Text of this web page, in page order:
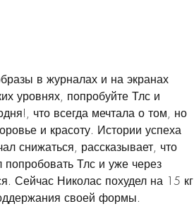
уровнях, попробуйте Тлс и
что всегда мечтала о том, но
и красоту. Истории успеха
снижаться, рассказывает, что
Тлс и уже через
Сейчас Николас похудел на 15 кг
своей формы.